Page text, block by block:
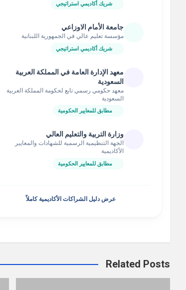
شريك أكاديمي استراتيجي
جامعة الأمام الاوزاعي
مؤسسة تعليم عالي في الجمهورية اللبنانية
شريك أكاديمي استراتيجي
معهد الإدارة العامة في المملكة العربية
السعودية
معهد حكومي رسمي تابع لحكومة المملكة العربية
السعودية
مطابق للمعايير الحكومية
وزارة التربية والتعليم العالي
الجهة التنظيمية الرسمية للشهادات والمعايير
الأكاديمية
مطابق للمعايير الحكومية
عرض دليل الشراكات الأكاديمية كاملاً
Related Posts